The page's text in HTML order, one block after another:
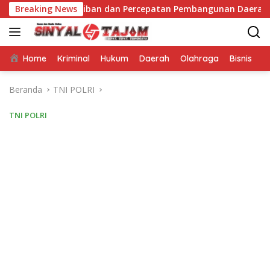
Langsung
ke
konten
Breaking News
dan Percepatan Pembangunan Daerah
Home Kriminal Hukum Daerah Olahraga Bisnis
Beranda TNI POLRI
TNI POLRI